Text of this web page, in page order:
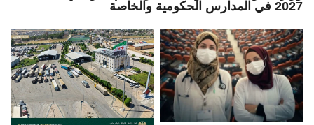
2027 في المدارس الحكومية والخاصة